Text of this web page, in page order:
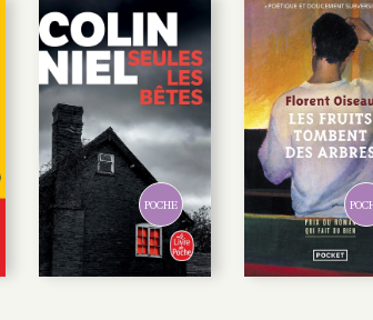
POCHE